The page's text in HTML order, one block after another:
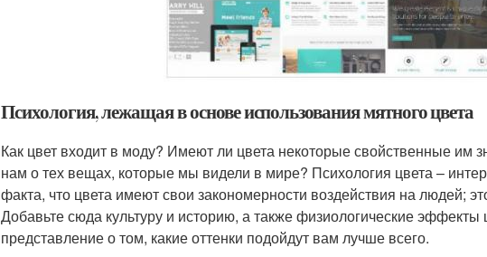
Психология, лежащая в основе использования мятного цвета
Как цвет входит в моду? Имеют ли цвета некоторые свойственные им
нам о тех вещах, которые мы видели в мире? Психология цвета –
факта, что цвета имеют свои закономерности воздействия на людей;
Добавьте сюда культуру и историю, а также физиологические эффекты
представление о том, какие оттенки подойдут вам лучше всего.